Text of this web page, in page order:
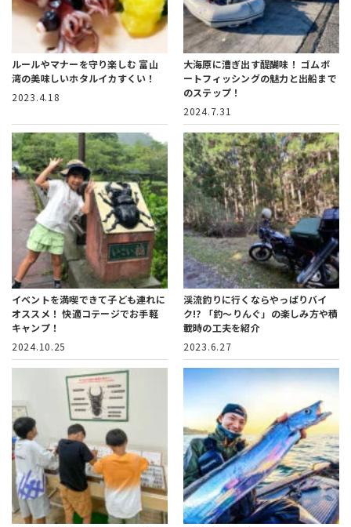
ルールやマナーを守り楽しむ富山
湾の美味しいホタルイカすくい！
2023.4.18
大海原に漕ぎ出す醍醐味！ ゴムボ
ートフィッシングの魅力と出船まで
のステップ！
2024.7.31
イベントを満喫できて子ども連れに
オススメ！快適コテージでお手軽
キャンプ！
2024.10.25
渓流釣りに行くならやっぱりバイ
ク!?
「釣～りんぐ」の楽しみ方や積
載時の工夫を紹介
2023.6.27